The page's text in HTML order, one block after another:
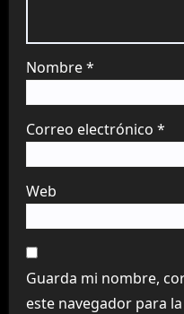
Nombre*
Correo electrónico *
Web
Guarda mi nombre,
este navegador para